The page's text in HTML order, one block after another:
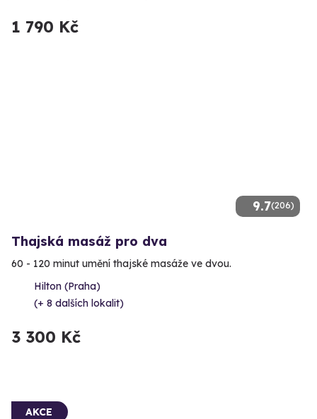
1 790 Kč
9.7(206)
Thajská masáž pro dva
60 - 120 minut umění thajské masáže ve dvou.
Hilton (Praha)
(+ 8 dalších lokalit)
3 300 Kč
AKCE